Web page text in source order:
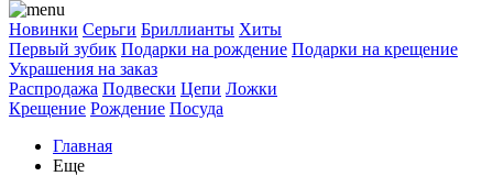
Новинки Серьги Бриллианты Хиты
Первый зубик Подарки на рождение Подарки на крещение
Украшения на заказ
Распродажа Подвески Цепи Ложки
Крещение Рождение Посуда
Главная
Еще